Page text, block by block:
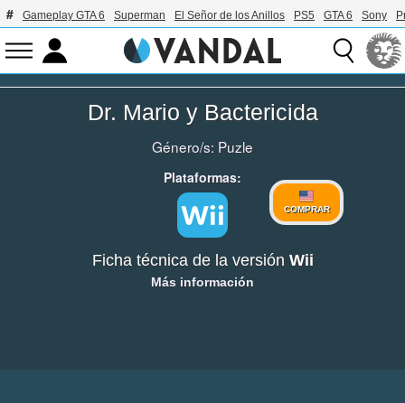
Gameplay GTA 6 Superman El Señor de los Anillos PS5 GTA 6 Sony
Dr. Mario y Bactericida
Género/s: Puzle
Plataformas:
COMPRAR
Ficha técnica de la versión Wii
Más información